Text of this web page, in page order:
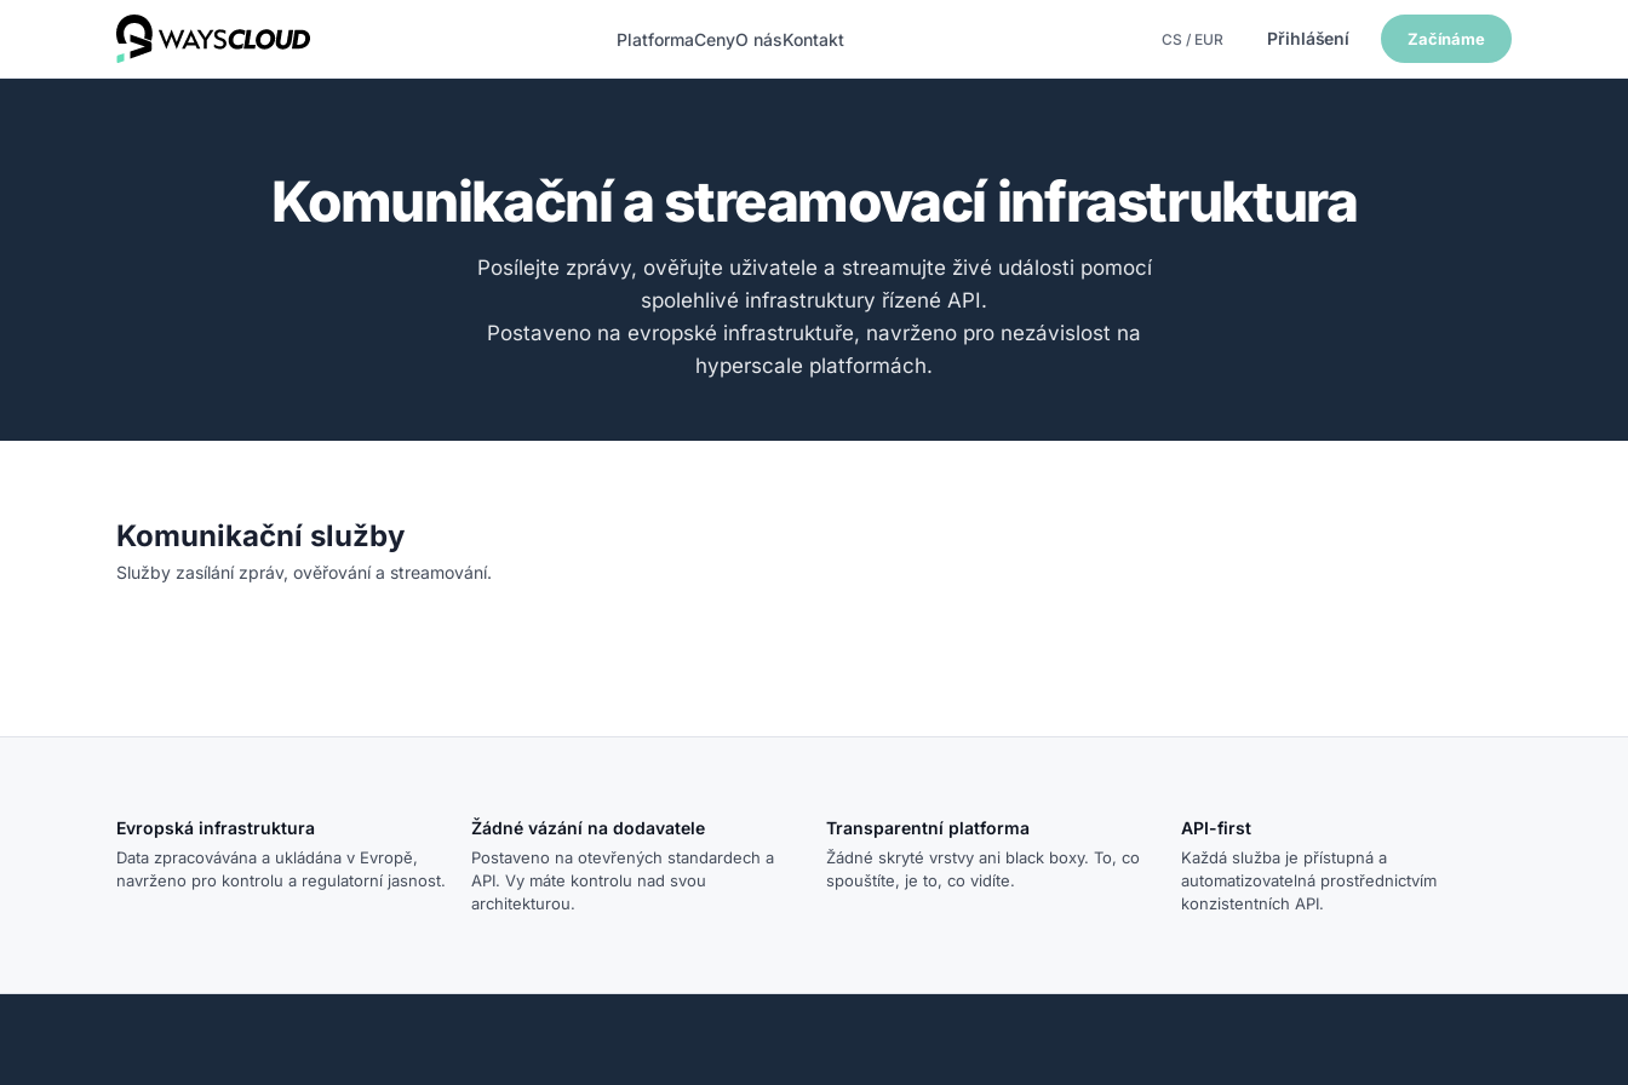
PlatformaCenyO násKontakt CS / EUR Přihlášení Začínáme
Komunikační a streamovací infrastruktura
Posílejte zprávy, ověřujte uživatele a streamujte živé události pomocí
spolehlivé infrastruktury řízené API.
Postaveno na evropské infrastruktuře, navrženo pro nezávislost na
hyperscale platformách.
Komunikační služby
Služby zasílání zpráv, ověřování a streamování.
Evropská infrastruktura
Data zpracovávána a ukládána v Evropě,
navrženo pro kontrolu a regulatorní jasnost.
Žádné vázání na dodavatele
Postaveno na otevřených standardech a
API. Vy máte kontrolu nad svou
architekturou.
Transparentní platforma
Žádné skryté vrstvy ani black boxy. To, co
spouštíte, je to, co vidíte.
API-first
Každá služba je přístupná a
automatizovatelná prostřednictvím
konzistentních API.